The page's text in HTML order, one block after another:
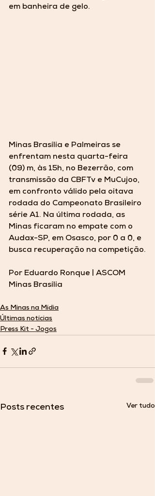
em banheira de gelo.
Minas Brasília e Palmeiras se
enfrentam nesta quarta-feira
(09) m, às 15h, no Bezerrão, com
transmissão da CBFTv e MuCujoo,
em confronto válido pela oitava
rodada do Campeonato Brasileiro
série A1. Na última rodada, as
Minas ficaram no empate com o
Audax-SP, em Osasco, por 0 a 0, e
busca recuperação na competição.
Por Eduardo Ronque | ASCOM
Minas Brasília
As Minas na Mídia
Últimas notícias
Press Kit - Jogos
Posts recentes Ver tudo